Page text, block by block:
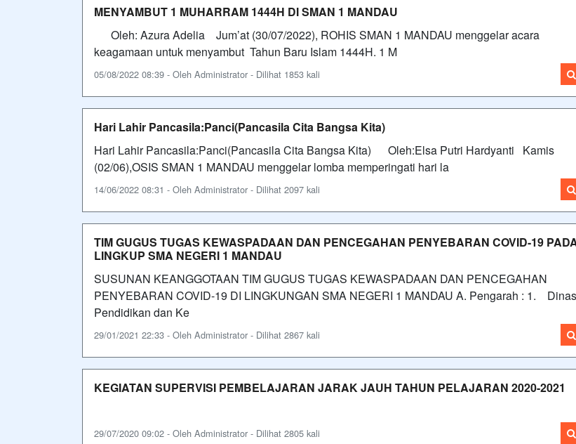
MENYAMBUT 1 MUHARRAM 1444H DI SMAN 1 MANDAU
Oleh: Azura Adelia Jum’at (30/07/2022), ROHIS SMAN 1 MANDAU menggelar acara
keagamaan untuk menyambut Tahun Baru Islam 1444H. 1 M
05/08/2022 08:39 - Oleh Administrator - Dilihat 1853 kali
Hari Lahir Pancasila:Panci(Pancasila Cita Bangsa Kita)
Hari Lahir Pancasila:Panci(Pancasila Cita Bangsa Kita) Oleh:Elsa Putri Hardyanti Kamis
(02/06),OSIS SMAN 1 MANDAU menggelar lomba memperingati hari la
14/06/2022 08:31 - Oleh Administrator - Dilihat 2097 kali
TIM GUGUS TUGAS KEWASPADAAN DAN PENCEGAHAN PENYEBARAN COVID-19
LINGKUP SMA NEGERI 1 MANDAU
SUSUNAN KEANGGOTAAN TIM GUGUS TUGAS KEWASPADAAN DAN PENCEGAHAN
PENYEBARAN COVID-19 DI LINGKUNGAN SMA NEGERI 1 MANDAU A. Pengarah : 1. Dinas
Pendidikan dan Ke
29/01/2021 22:33 - Oleh Administrator - Dilihat 2867 kali
KEGIATAN SUPERVISI PEMBELAJARAN JARAK JAUH TAHUN PELAJARAN 2020-2021
29/07/2020 09:02 - Oleh Administrator - Dilihat 2805 kali